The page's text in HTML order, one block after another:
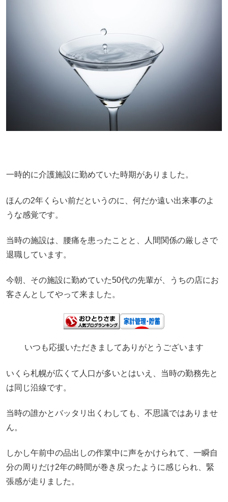
一時的に介護施設に勤めていた時期がありました。
ほんの2年くらい前だというのに、何だか遠い出来事のよ
うな感覚です。
当時の施設は、腰痛を患ったことと、人間関係の厳しさで
退職しています。
今朝、その施設に勤めていた50代の先輩が、うちの店にお
客さんとしてやって来ました。
いつも応援いただきましてありがとうございます
いくら札幌が広くて人口が多いとはいえ、当時の勤務先と
は同じ沿線です。
当時の誰かとバッタリ出くわしても、不思議ではありませ
ん。
しかし午前中の品出しの作業中に声をかけられて、一瞬自
分の周りだけ2年の時間が巻き戻ったように感じられ、緊
張感が走りました。